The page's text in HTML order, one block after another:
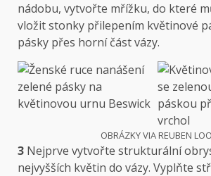
nádobu, vytvořte mřížku, do které
vložit stonky přilepením květinové
pásky přes horní část vázy.
OBRÁZKY VIA REUBEN
3 Nejprve vytvořte strukturální
nejvyšších květin do vázy. Vyplňte